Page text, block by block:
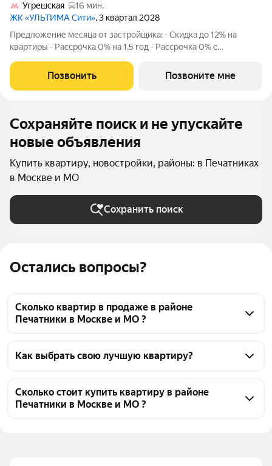
Остались вопросы?
Сколько квартир в продаже в районе
Печатники в Москве и МО ?
Печатники в Москве и МО 175 квартир, из них 3
Как выбрать свою лучшую квартиру?
районе Печатники, воспользуйтесь тепловой
картой для оценки инфраструктуры и
Сколько стоит купить квартиру в районе
Печатники в Москве и МО ?
Угрешская
16 мин.
ЖК «УЛЬТИМА Сити», 3 квартал 2028
Предложение месяца от застройщика: - Скидка до 12% на
квартиры - Рассрочка 0% на 1,5 год - Рассрочка 0% с
7% на 7 лет - Семейная ипотека без удорожания, ставка 4% -
Ипотека для всех на весь
Позвонить Позвоните мне
Сохраняйте поиск и не упускайте
новые объявления
Купить квартиру, новостройки, районы: в Печатниках
в Москве и МО
Сохранить поиск